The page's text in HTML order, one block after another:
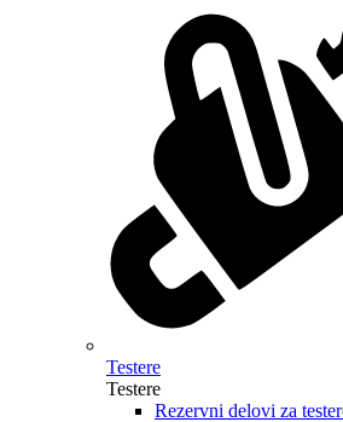
Testere
Testere
Rezervni delovi za